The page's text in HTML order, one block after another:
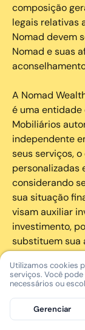
composição
legais relativas
Nomad devem
Nomad e suas
A Nomad
é uma
Mobiliários
independente
seus serviços,
personalizadas
considerando
sua situação
visam auxiliar
investimento,
substituem sua
cada
As marcas
que aparecem
limitando à
Utilizamos cookies
serviços. Você
necessários ou
Gerenciar